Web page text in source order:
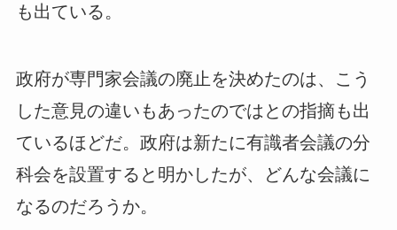
も出ている。
政府が専門家会議の廃止を決めたのは、こう
した意見の違いもあったのではとの指摘も出
ているほどだ。政府は新たに有識者会議の分
科会を設置すると明かしたが、どんな会議に
なるのだろうか。